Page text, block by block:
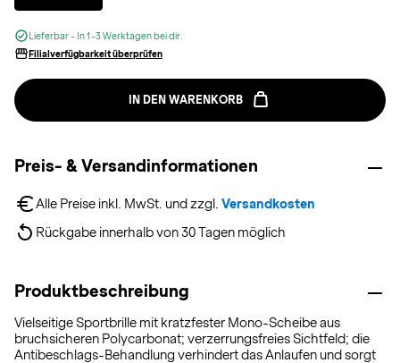
Lieferbar - In 1-3 Werktagen bei dir.
Filialverfügbarkeit überprüfen
IN DEN WARENKORB
Preis- & Versandinformationen
Alle Preise inkl. MwSt. und zzgl. Versandkosten
Rückgabe innerhalb von 30 Tagen möglich
Produktbeschreibung
Vielseitige Sportbrille mit kratzfester Mono-Scheibe aus
bruchsicheren Polycarbonat; verzerrungsfreies Sichtfeld; die
Antibeschlags-Behandlung verhindert das Anlaufen und sorgt